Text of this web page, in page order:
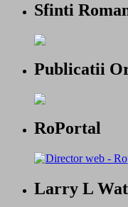
Sfinti
Publicatii
RoPortal
Larry L